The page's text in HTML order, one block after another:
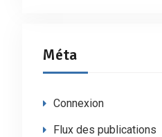
Méta
Connexion
Flux des publications